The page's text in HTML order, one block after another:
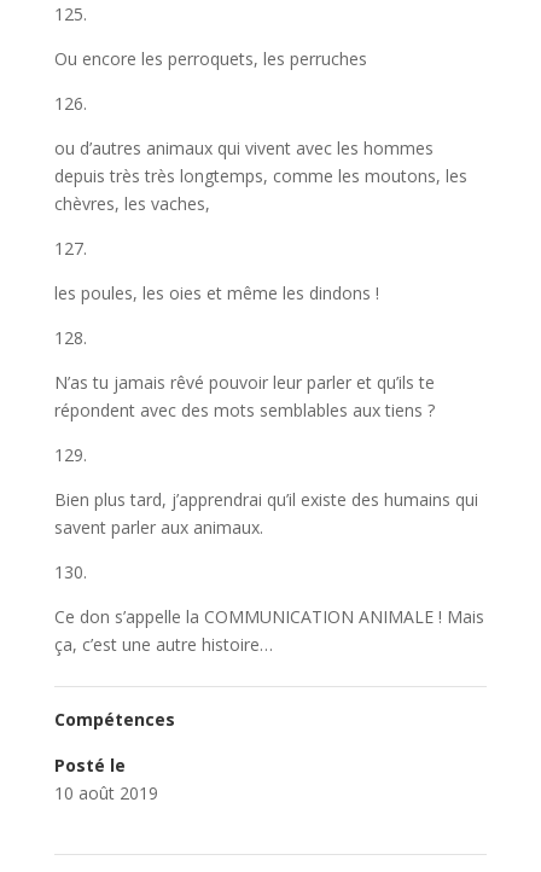
125.
Ou encore les perroquets, les perruches
126.
ou d’autres animaux qui vivent avec les hommes
depuis très très longtemps, comme les moutons, les
chèvres, les vaches,
127.
les poules, les oies et même les dindons !
128.
N’as tu jamais rêvé pouvoir leur parler et qu’ils te
répondent avec des mots semblables aux tiens ?
129.
Bien plus tard, j’apprendrai qu’il existe des humains qui
savent parler aux animaux.
130.
Ce don s’appelle la COMMUNICATION ANIMALE ! Mais
ça, c’est une autre histoire…
Compétences
Posté le
10 août 2019